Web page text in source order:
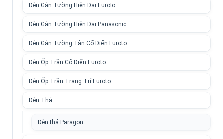
Đèn Gắn Tường Hiện Đại Euroto
Đèn Gắn Tường Hiện Đại Panasonic
Đèn Gắn Tường Tân Cổ Điển Euroto
Đèn Ốp Trần Cổ Điển Euroto
Đèn Ốp Trần Trang Trí Euroto
Đèn Thả
Đèn thả Paragon